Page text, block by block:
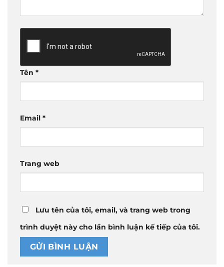
Tên *
Email *
Trang web
Lưu tên của tôi, email, và trang web trong
trình duyệt này cho lần bình luận kế tiếp của tôi.